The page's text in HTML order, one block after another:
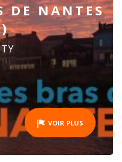
DE NANTES
VOIR PLUS